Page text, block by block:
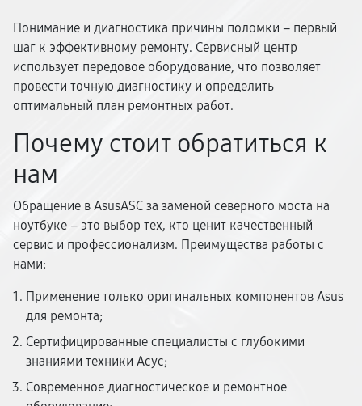
Понимание и диагностика причины поломки – первый
шаг к эффективному ремонту. Сервисный центр
использует передовое оборудование, что позволяет
провести точную диагностику и определить
оптимальный план ремонтных работ.
Почему стоит обратиться к
нам
Обращение в AsusASC за заменой северного моста на
ноутбуке – это выбор тех, кто ценит качественный
сервис и профессионализм. Преимущества работы с
нами:
Применение только оригинальных компонентов Asus
для ремонта;
Сертифицированные специалисты с глубокими
знаниями техники Асус;
Современное диагностическое и ремонтное